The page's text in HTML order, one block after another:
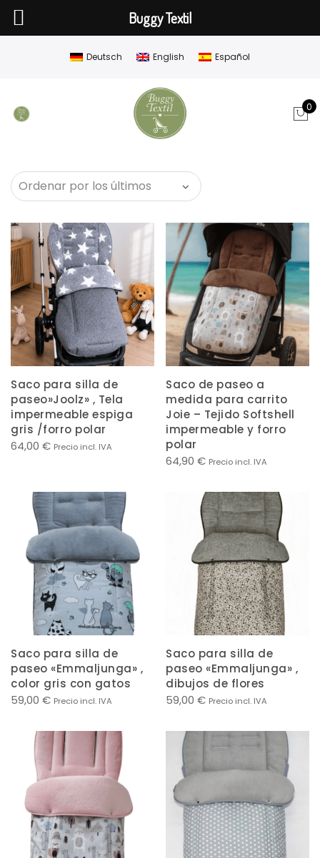
Deutsch English Español
0
Saco para silla de
paseo»Joolz» , Tela
impermeable espiga
gris /forro polar
64,00 € Precio incl. IVA
Saco de paseo a
medida para carrito
Joie – Tejido Softshell
impermeable y forro
polar
64,90 € Precio incl. IVA
Saco para silla de
paseo «Emmaljunga» ,
color gris con gatos
59,00 € Precio incl. IVA
Saco para silla de
paseo «Emmaljunga» ,
dibujos de flores
59,00 € Precio incl. IVA
Buggy Textil